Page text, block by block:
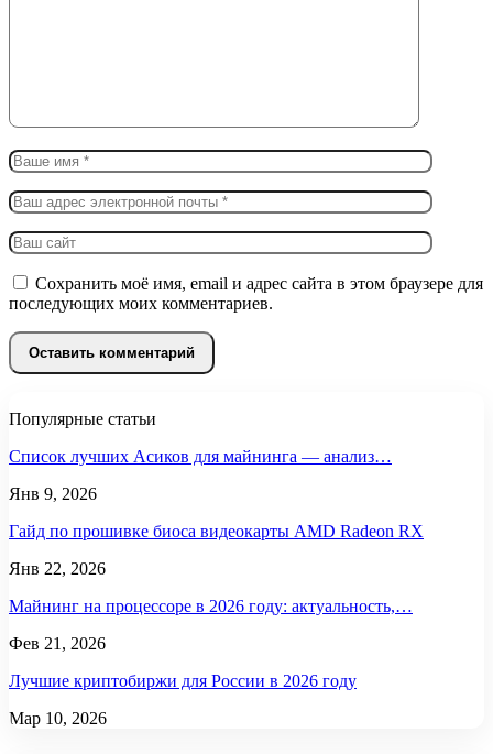
Сохранить моё имя, email и адрес сайта в этом браузере для
последующих моих комментариев.
Популярные статьи
Список лучших Асиков для майнинга — анализ…
Янв 9, 2026
Гайд по прошивке биоса видеокарты AMD Radeon RX
Янв 22, 2026
Майнинг на процессоре в 2026 году: актуальность,…
Фев 21, 2026
Лучшие криптобиржи для России в 2026 году
Мар 10, 2026